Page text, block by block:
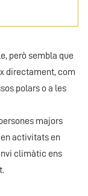
però sembla que
directament, com
polars o a les
majors
activitats en
climàtic ens